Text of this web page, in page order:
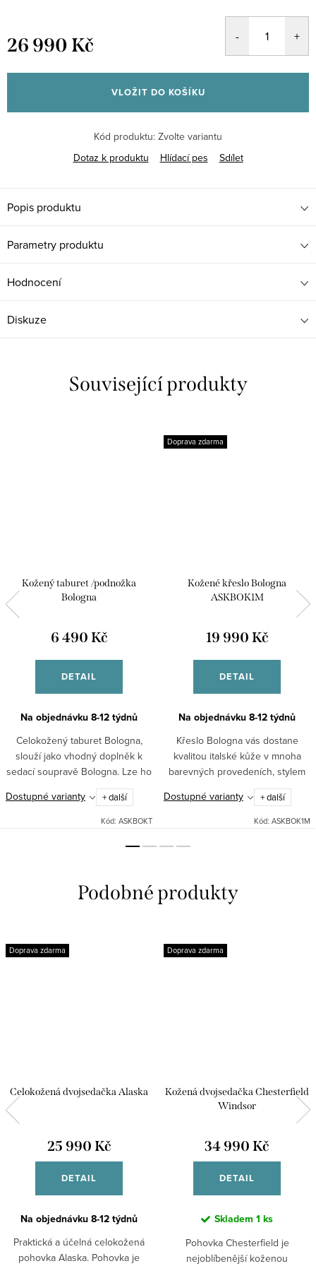
26 990 Kč
cena:
VLOŽIT DO KOŠÍKU
Kód produktu: Zvolte variantu
Dotaz k produktu
Hlídací pes Sdílet
Popis produktu
Parametry produktu
Hodnocení
Diskuze
Související produkty
Kožený taburet /podnožka
Bologna
6 490 Kč
DETAIL
Na objednávku 8-12 týdnů
Celokožený taburet Bologna,
slouží jako vhodný doplněk k
sedací soupravě Bologna. Lze ho
zakoupit i samostatně. Kvalitní
konstrukce z tvrdého dřeva
Sedáky s bonelovými...
Dostupné varianty + další
Kód: ASKBOKT
Doprava zdarma
Kožené křeslo Bologna
ASKBOK1M
19 990 Kč
DETAIL
Na objednávku 8-12 týdnů
Křeslo Bologna vás dostane
kvalitou italské kůže v mnoha
barevných provedeních, stylem
prošití dvojitým švem, ale
především svým pohodlím. Za
tuto cenu a v této kvalitě nemá...
Dostupné varianty + další
Kód: ASKBOK1M
Doprava zdarma
Celokožená dvojsedačka Alaska
25 990 Kč
DETAIL
Na objednávku 8-12 týdnů
Praktická a účelná celokožená
pohovka Alaska. Pohovka je
Doprava zdarma
Kožená dvojsedačka Chesterfield
Windsor
34 990 Kč
DETAIL
Skladem 1 ks
Pohovka Chesterfield je
nejoblíbenější koženou